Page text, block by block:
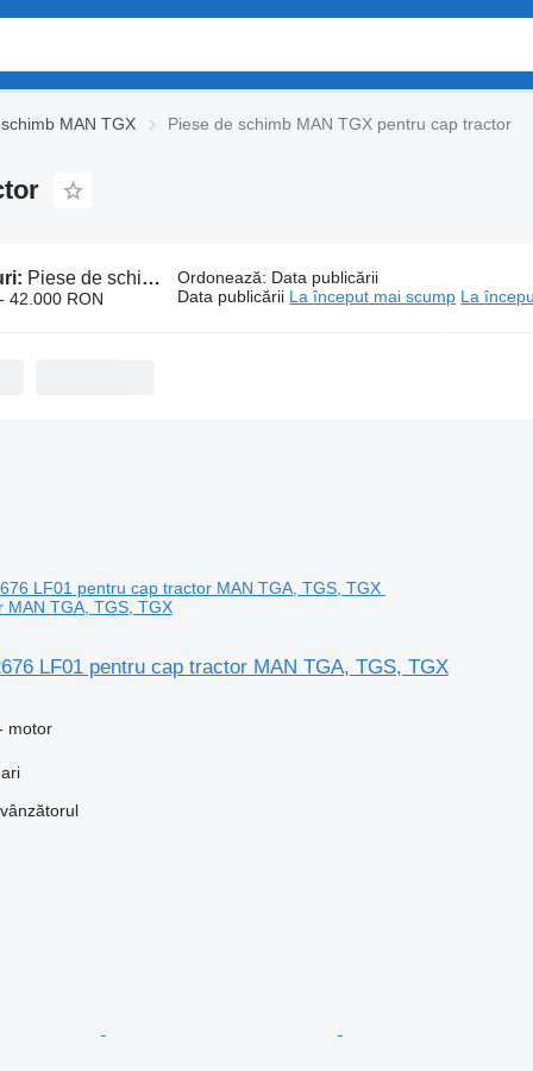
MAN TGX Piese de schimb MAN TGX pentru cap tractor
Piese de schimb MAN TGX pentru cap tractor
42.000 RON
Ordonează: Data publicării
Data publicării La început mai scump La
MAN TGA, TGS, TGX
LF01 pentru cap tractor MAN TGA, TGS, TGX
motor